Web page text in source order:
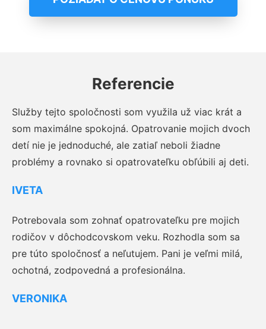
Referencie
Služby tejto spoločnosti som využila už viac krát a
som maximálne spokojná. Opatrovanie mojich dvoch
detí nie je jednoduché, ale zatiaľ neboli žiadne
problémy a rovnako si opatrovateľku obľúbili aj deti.
IVETA
Potrebovala som zohnať opatrovateľku pre mojich
rodičov v dôchodcovskom veku. Rozhodla som sa
pre túto spoločnosť a neľutujem. Pani je veľmi milá,
ochotná, zodpovedná a profesionálna.
VERONIKA